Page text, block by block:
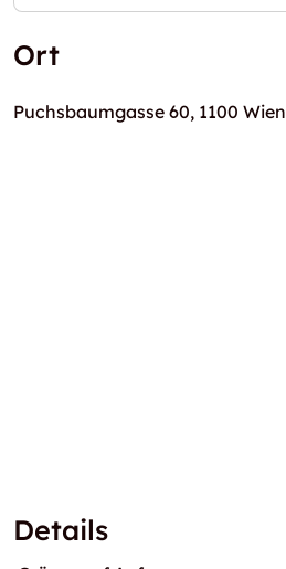
Ort
Puchsbaumgasse 60, 1100 Wien
Details